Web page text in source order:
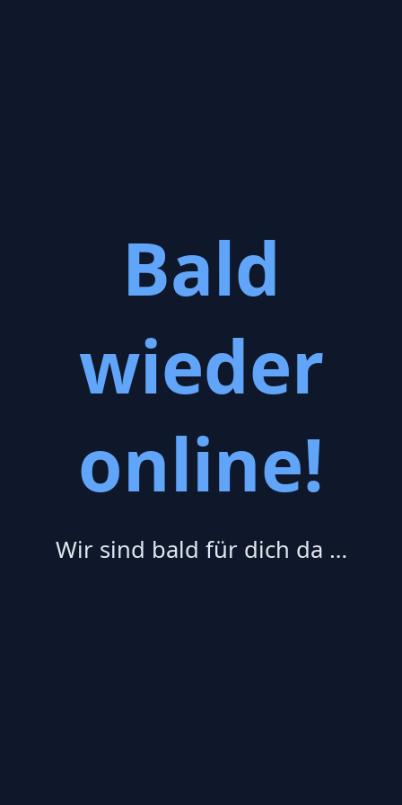
Bald
wieder
online!
Wir sind bald für dich da …